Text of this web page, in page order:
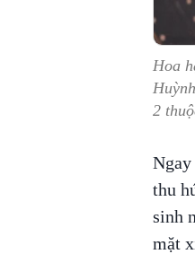
Hoa
2
thu
sinh
mặt